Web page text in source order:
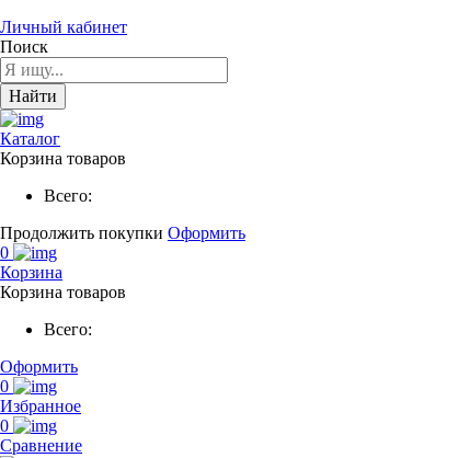
Личный кабинет
Поиск
Найти
Каталог
Корзина товаров
Всего:
Продолжить покупки Оформить
0
Корзина
Корзина товаров
Всего:
Оформить
0
Избранное
0
Сравнение